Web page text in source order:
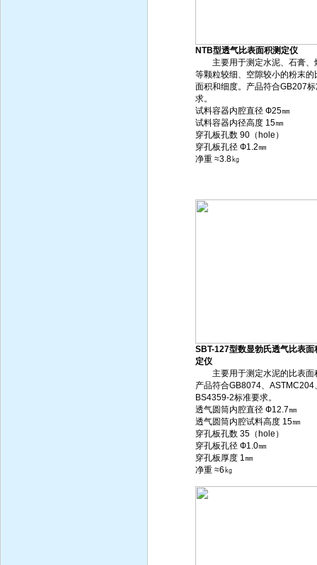
NTB型透气比表面积测定仪
主要用于测定水泥、石膏、
等颗粒较细、空隙较小的粉末的
面积和细度。产品符合GB207
求。
试料容器内腔直径 Ф25㎜
试料容器内径高度 15㎜
穿孔板孔数 90（hole）
穿孔板孔径 Ф1.2㎜
净重 ≈3.8㎏
SBT-127型数显勃氏透气比表面
定仪
主要用于测定水泥的比表面
产品符合GB8074、ASTMC204
BS4359-2标准要求。
透气圆筒内腔直径 Ф12.7㎜
透气圆筒内腔试料高度 15㎜
穿孔板孔数 35（hole）
穿孔板孔径 Ф1.0㎜
穿孔板厚度 1㎜
净重 ≈6㎏